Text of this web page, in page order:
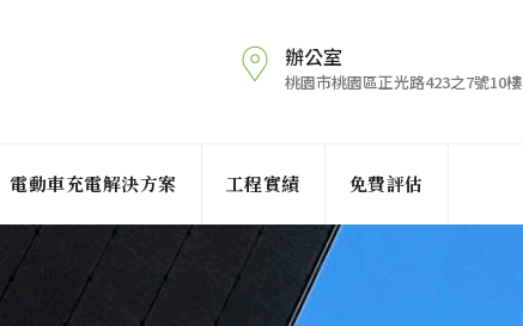
辦公室
桃園市桃園區正光路423之7號10樓
電動車充電解決方案 工程實績 免費評估